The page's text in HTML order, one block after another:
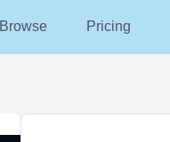
Browse Pricing